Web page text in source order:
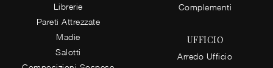
Librerie
Pareti Attrezzate
Madie
Salotti
Complementi
UFFICIO
Arredo Ufficio